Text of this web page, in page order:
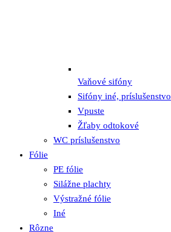
Vaňové sifóny
Sifóny iné, príslušenstvo
Vpuste
Žľaby odtokové
WC príslušenstvo
Fólie
PE fólie
Silážne plachty
Výstražné fólie
Iné
Rôzne